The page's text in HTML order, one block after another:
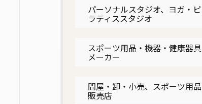
パーソナルスタジオ、ヨガ・ピ
ラティススタジオ
スポーツ用品・機器・健康器具
メーカー
問屋・卸・小売、スポーツ用品
販売店